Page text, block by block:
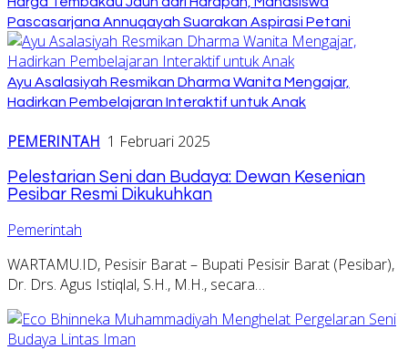
Pascasarjana Annuqayah Suarakan Aspirasi Petani
Ayu Asalasiyah Resmikan Dharma Wanita Mengajar,
Hadirkan Pembelajaran Interaktif untuk Anak
PEMERINTAH 1 Februari 2025
Pelestarian Seni dan Budaya: Dewan Kesenian
Pesibar Resmi Dikukuhkan
Pemerintah
WARTAMU.ID, Pesisir Barat – Bupati Pesisir Barat (Pesibar),
Dr. Drs. Agus Istiqlal, S.H., M.H., secara…